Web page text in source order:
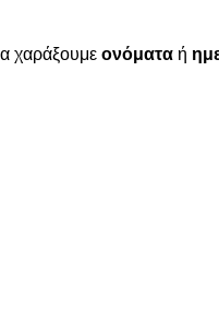
χαράξουμε ονόματα ή